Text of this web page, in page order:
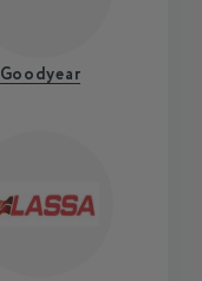
Goodyear